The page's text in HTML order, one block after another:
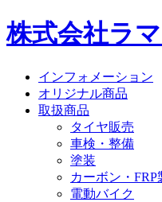
株式会社ラ
インフォメーション
オリジナル商品
取扱商品
タイヤ販売
車検・整備
塗装
カーボン・FRP
電動バイク